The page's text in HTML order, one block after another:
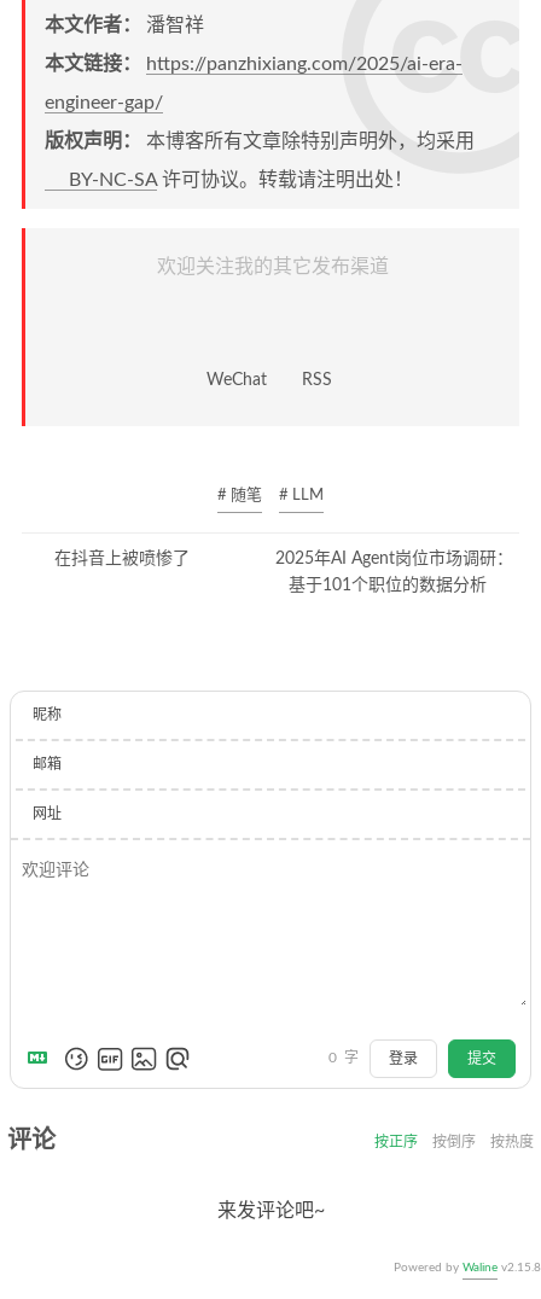
本文作者： 潘智祥
本文链接：
https://panzhixiang.com/2025/ai-era-
engineer-gap/
版权声明： 本博客所有文章除特别声明外，均采用
BY-NC-SA许可协议。转载请注明出处！
欢迎关注我的其它发布渠道
WeChat RSS
# 随笔 # LLM
在抖音上被喷惨了
2025年AI Agent岗位市场调研：
基于101个职位的数据分析
昵称
邮箱
网址
0 字 登录 提交
评论 按正序 按倒序 按热度
来发评论吧~
Powered by Waline v2.15.8